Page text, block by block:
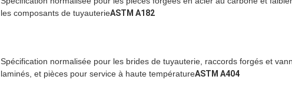
les composants de tuyauterieASTM A182
Spécification normalisée pour les brides de tuyauterie, raccords forgés et
laminés, et pièces pour service à haute températureASTM A404